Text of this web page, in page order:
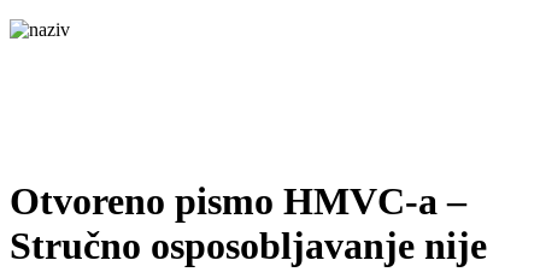
Otvoreno pismo HMVC-a –
Stručno osposobljavanje nije